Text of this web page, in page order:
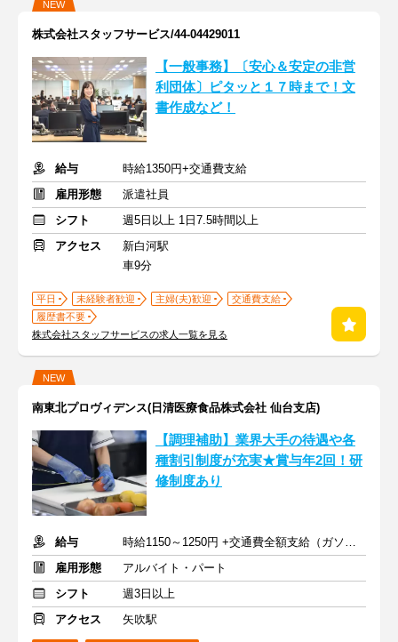
NEW
株式会社スタッフサービス/44-04429011
【一般事務】〔安心＆安定の非営
利団体〕ピタッと１７時まで！文
書作成など！
給与
時給1350円+交通費支給
雇用形態
派遣社員
シフト
週5日以上 1日7.5時間以上
アクセス
新白河駅
車9分
平日 未経験者歓迎 主婦(夫)歓迎
交通費支給
履歴書不要
株式会社スタッフサービスの求人一覧を見る
NEW
南東北プロヴィデンス(日清医療食品株式会社 仙台支店)
【調理補助】業界大手の待遇や各
種割引制度が充実★賞与年2回！研
修制度あり
給与
時給1150～1250円 +交通費全額支給（ガソリン代も支給）
雇用形態
アルバイト・パート
シフト
週3日以上
アクセス
矢吹駅